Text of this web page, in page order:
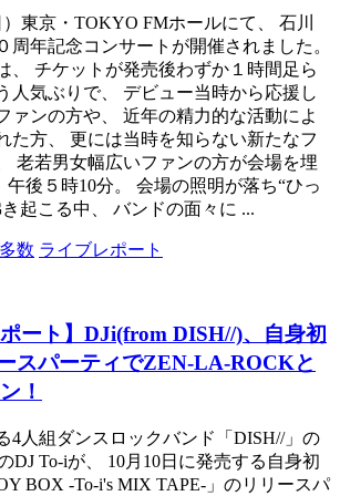
東京・TOKYO FMホールにて、 石川
周年記念コンサートが開催されました。
、 チケットが発売後わずか１時間足ら
人気ぶりで、 デビュー当時から応援し
ァンの方や、 近年の精力的な活動によ
た方、 更には当時を知らない新たなフ
老若男女幅広いファンの方が会場を埋
後５時10分。 会場の照明が落ち“ひっ
起こる中、 バンドの面々に ...
数 ライブレポート
ポート】DJi(from DISH//)、自身初
スパーティでZEN-LA-ROCKと
！
4人組ダンスロックバンド「DISH//」の
DJ To-iが、 10月10日に発売する自身初
BOX -To-i's MIX TAPE-」のリリースパ